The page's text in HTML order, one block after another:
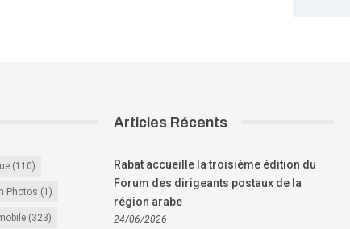
(110)
Photos (1)
(323)
Articles Récents
Rabat accueille la troisième édition du
Forum des dirigeants postaux de la
région arabe
24/06/2026